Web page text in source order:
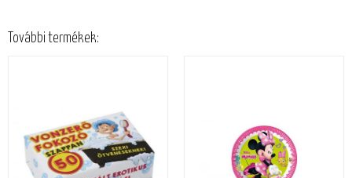
További termékek: